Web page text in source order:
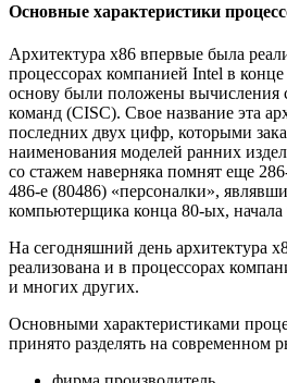
Основные характеристики
Архитектура x86 впервые была
процессорах компанией Intel в
основу были положены вычисления
команд (CISC). Свое название эта
последних двух цифр, которыми
наименования моделей ранних
со стажем наверняка помнят еще
486-е (80486) «персоналки»,
компьютерщика конца 80-ых, начала
На сегодняшний день архитектура
реализована и в процессорах
и многих других.
Основными характеристиками
принято разделять на современном